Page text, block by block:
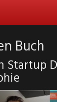
Buch
Startup